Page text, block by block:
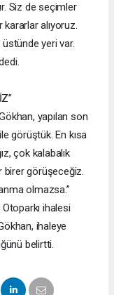
Siz de seçimler
alıyoruz.
üstünde yeri var.
yapılan son
görüştük. En kısa
çok kalabalık
birer görüşeceğiz.
olmazsa.”
ihalesi
ihaleye
belirtti.